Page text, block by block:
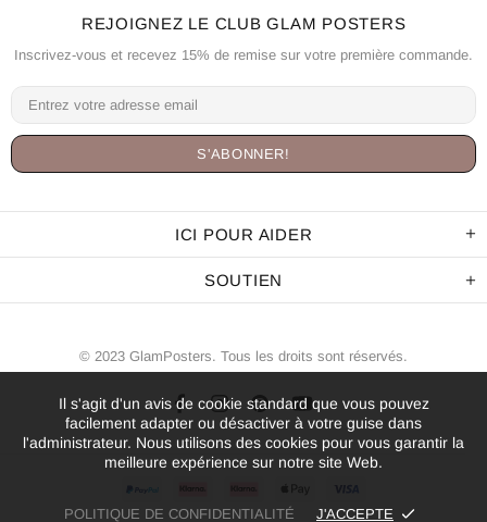
REJOIGNEZ LE CLUB GLAM POSTERS
Inscrivez-vous et recevez 15% de remise sur votre première commande.
ICI POUR AIDER
SOUTIEN
© 2023 GlamPosters. Tous les droits sont réservés.
Il s'agit d'un avis de cookie standard que vous pouvez
facilement adapter ou désactiver à votre guise dans
l'administrateur. Nous utilisons des cookies pour vous garantir la
meilleure expérience sur notre site Web.
POLITIQUE DE CONFIDENTIALITÉ J'ACCEPTE